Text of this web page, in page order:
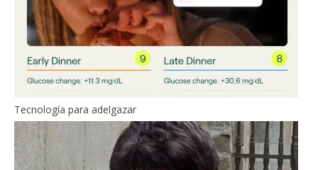
Tecnología para adelgazar